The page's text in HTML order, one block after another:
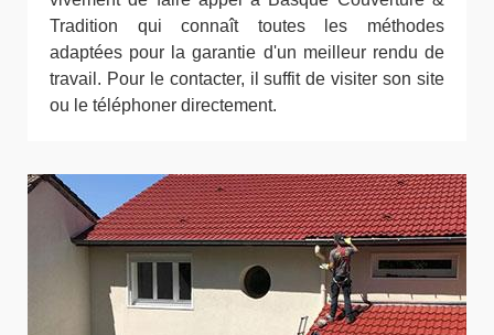
Tradition qui connaît toutes les méthodes
adaptées pour la garantie d'un meilleur rendu de
travail. Pour le contacter, il suffit de visiter son site
ou le téléphoner directement.